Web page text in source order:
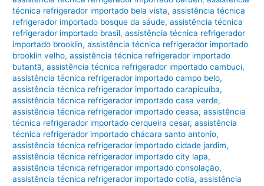
técnica refrigerador importado bela vista,assistência técnica
refrigerador importado bosque da sáude,assistência técnica
refrigerador importado brasil,assistência técnica refrigerador
importado brooklin,assistência técnica refrigerador importado
brooklin velho,assistência técnica refrigerador importado
butantã,assistência técnica refrigerador importado cambuci,
assistência técnica refrigerador importado campo belo,
assistência técnica refrigerador importado carapicuíba,
assistência técnica refrigerador importado casa verde,
assistência técnica refrigerador importado ceasa,assistência
técnica refrigerador importado cerqueira cesar,assistência
técnica refrigerador importado chácara santo antonio,
assistência técnica refrigerador importado cidade jardim,
assistência técnica refrigerador importado city lapa,
assistência técnica refrigerador importado consolação,
assistência técnica refrigerador importado cotia,assistência